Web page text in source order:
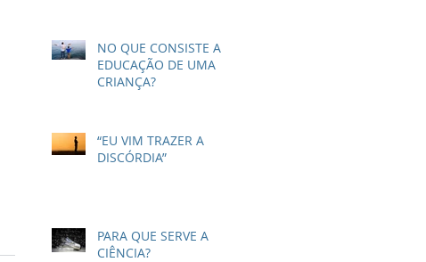
NO QUE CONSISTE A
EDUCAÇÃO DE UMA
CRIANÇA?
“EU VIM TRAZER A
DISCÓRDIA”
PARA QUE SERVE A
CIÊNCIA?